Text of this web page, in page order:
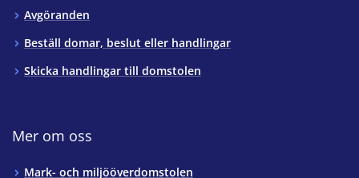
Avgöranden
Beställ domar, beslut eller handlingar
Skicka handlingar till domstolen
Mer om oss
Mark- och miljööverdomstolen